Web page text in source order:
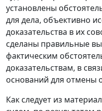
установлены
для дела, объективно
доказательства в их
сделаны правильные
фактическим
доказательствам, в
оснований для отмены
Как следует из